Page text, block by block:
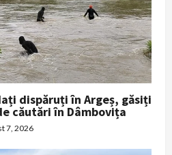
dispăruți în Argeș, găsiți
căutări în Dâmbovița
7, 2026